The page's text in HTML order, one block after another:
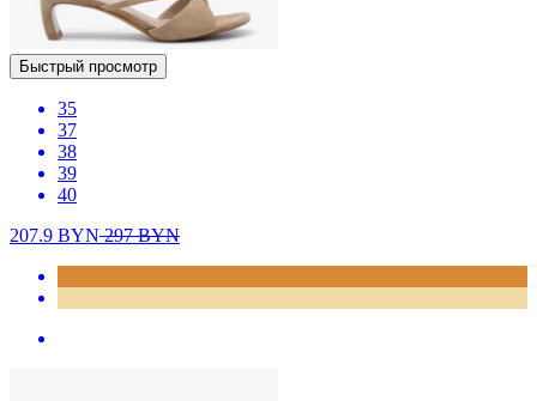
Быстрый просмотр
35
37
38
39
40
207.9 BYN297BYN